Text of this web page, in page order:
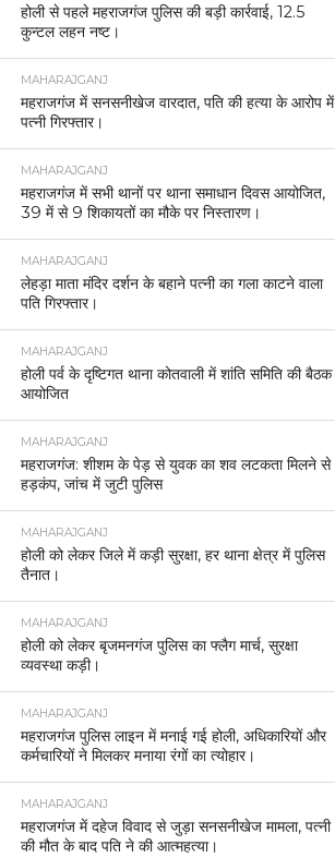
होली से पहले महराजगंज पुलिस की बड़ी कार्रवाई, 12.5
कुन्टल लहन नष्ट।
MAHARAJGANJ
महराजगंज में सनसनीखेज वारदात, पति की हत्या के आरोप में
पत्नी गिरफ्तार।
MAHARAJGANJ
महराजगंज में सभी थानों पर थाना समाधान दिवस आयोजित,
39 में से 9 शिकायतों का मौके पर निस्तारण।
MAHARAJGANJ
लेहड़ा माता मंदिर दर्शन के बहाने पत्नी का गला काटने वाला
पति गिरफ्तार।
MAHARAJGANJ
होली पर्व के दृष्टिगत थाना कोतवाली में शांति समिति की बैठक
आयोजित
MAHARAJGANJ
महराजगंज: शीशम के पेड़ से युवक का शव लटकता मिलने से
हड़कंप, जांच में जुटी पुलिस
MAHARAJGANJ
होली को लेकर जिले में कड़ी सुरक्षा, हर थाना क्षेत्र में पुलिस
तैनात।
MAHARAJGANJ
होली को लेकर बृजमनगंज पुलिस का फ्लैग मार्च, सुरक्षा
व्यवस्था कड़ी।
MAHARAJGANJ
महराजगंज पुलिस लाइन में मनाई गई होली, अधिकारियों और
कर्मचारियों ने मिलकर मनाया रंगों का त्योहार।
MAHARAJGANJ
महराजगंज में दहेज विवाद से जुड़ा सनसनीखेज मामला, पत्नी
की मौत के बाद पति ने की आत्महत्या।